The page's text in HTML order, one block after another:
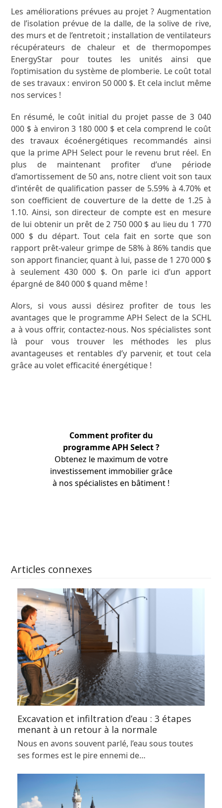
Les améliorations prévues au projet ? Augmentation
de l’isolation prévue de la dalle, de la solive de rive,
des murs et de l’entretoit ; installation de ventilateurs
récupérateurs de chaleur et de thermopompes
EnergyStar pour toutes les unités ainsi que
l’optimisation du système de plomberie. Le coût total
de ses travaux : environ 50 000 $. Et cela inclut même
nos services !
En résumé, le coût initial du projet passe de 3 040
000 $ à environ 3 180 000 $ et cela comprend le coût
des travaux écoénergétiques recommandés ainsi
que la prime APH Select pour le revenu brut réel. En
plus de maintenant profiter d’une période
d’amortissement de 50 ans, notre client voit son taux
d’intérêt de qualification passer de 5.59% à 4.70% et
son coefficient de couverture de la dette de 1.25 à
1.10. Ainsi, son directeur de compte est en mesure
de lui obtenir un prêt de 2 750 000 $ au lieu du 1 770
000 $ du départ. Tout cela fait en sorte que son
rapport prêt-valeur grimpe de 58% à 86% tandis que
son apport financier, quant à lui, passe de 1 270 000 $
à seulement 430 000 $. On parle ici d’un apport
épargné de 840 000 $ quand même !
Alors, si vous aussi désirez profiter de tous les
avantages que le programme APH Select de la SCHL
a à vous offrir, contactez-nous. Nos spécialistes sont
là pour vous trouver les méthodes les plus
avantageuses et rentables d’y parvenir, et tout cela
grâce au volet efficacité énergétique !
Comment profiter du
programme APH Select ?
Obtenez le maximum de votre
investissement immobilier grâce
à nos spécialistes en bâtiment !
Articles connexes
Excavation et infiltration d’eau : 3 étapes
menant à un retour à la normale
Nous en avons souvent parlé, l’eau sous toutes
ses formes est le pire ennemi de…